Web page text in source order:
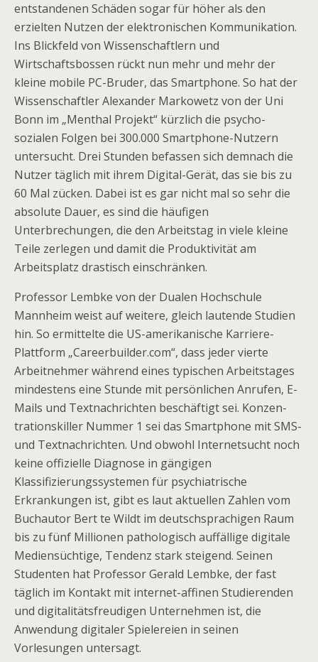
entstandenen Schäden sogar für höher als den
erzielten Nutzen der elektronischen Kommunikation.
Ins Blickfeld von Wissenschaftlern und
Wirtschaftsbossen rückt nun mehr und mehr der
kleine mobile PC-Bruder, das Smartphone. So hat der
Wissenschaftler Alexander Markowetz von der Uni
Bonn im „Menthal Projekt“ kürzlich die psycho-
sozialen Folgen bei 300.000 Smartphone-Nutzern
untersucht. Drei Stunden befassen sich demnach die
Nutzer täglich mit ihrem Digital-Gerät, das sie bis zu
60 Mal zücken. Dabei ist es gar nicht mal so sehr die
absolute Dauer, es sind die häufigen
Unterbrechungen, die den Arbeitstag in viele kleine
Teile zerlegen und damit die Produktivität am
Arbeitsplatz drastisch einschränken.
Professor Lembke von der Dualen Hochschule
Mannheim weist auf weitere, gleich lautende Studien
hin. So ermittelte die US-amerikanische Karriere-
Plattform „Careerbuilder.com“, dass jeder vierte
Arbeitnehmer während eines typischen Arbeitstages
mindestens eine Stunde mit persönlichen Anrufen, E-
Mails und Textnachrichten beschäftigt sei. Konzen-
trationskiller Nummer 1 sei das Smartphone mit SMS-
und Textnachrichten. Und obwohl Internetsucht noch
keine offizielle Diagnose in gängigen
Klassifizierungssystemen für psychiatrische
Erkrankungen ist, gibt es laut aktuellen Zahlen vom
Buchautor Bert te Wildt im deutschsprachigen Raum
bis zu fünf Millionen pathologisch auffällige digitale
Mediensüchtige, Tendenz stark steigend. Seinen
Studenten hat Professor Gerald Lembke, der fast
täglich im Kontakt mit internet-affinen Studierenden
und digitalitätsfreudigen Unternehmen ist, die
Anwendung digitaler Spielereien in seinen
Vorlesungen untersagt.